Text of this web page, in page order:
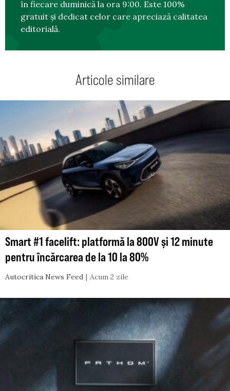
în fiecare duminică la ora 9:00. Este 100%
gratuit și dedicat celor care apreciază calitatea
editorială.
Articole similare
Smart #1 facelift: platformă la 800V și 12 minute
pentru încărcarea de la 10 la 80%
Autocritica News Feed Acum 2 zile